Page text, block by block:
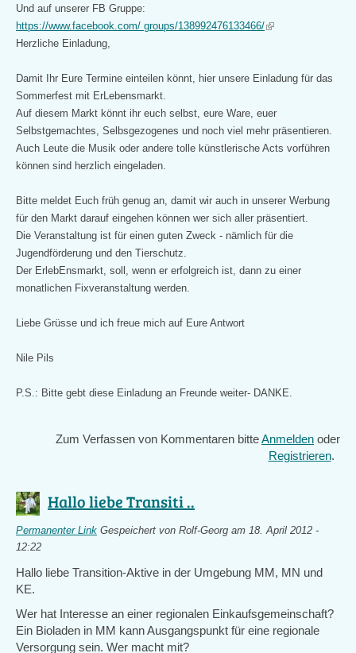
is
external)
Und auf unserer FB Gruppe:
https://www.facebook.com/ groups/138992476133466/(link
Herzliche Einladung,
Damit Ihr Eure Termine einteilen könnt, hier unsere Einladung für das
Sommerfest mit ErLebensmarkt.
Auf diesem Markt könnt ihr euch selbst, eure Ware, euer
Selbstgemachtes, Selbsgezogenes und noch viel mehr präsentieren.
Auch Leute die Musik oder andere tolle künstlerische Acts vorführen
können sind herzlich eingeladen.
Bitte meldet Euch früh genug an, damit wir auch in unserer Werbung
für den Markt darauf eingehen können wer sich aller präsentiert.
Die Veranstaltung ist für einen guten Zweck - nämlich für die
Jugendförderung und den Tierschutz.
Der ErlebEnsmarkt, soll, wenn er erfolgreich ist, dann zu einer
monatlichen Fixveranstaltung werden.
Liebe Grüsse und ich freue mich auf Eure Antwort
Nile Pils
P.S.: Bitte gebt diese Einladung an Freunde weiter- DANKE.
Zum Verfassen von Kommentaren bitteAnmelden oder
Registrieren.
Hallo liebe Transiti ..
Permanenter Link Gespeichert von Rolf-Georg am 18. April 2012 -
12:22
Hallo liebe Transition-Aktive in der Umgebung MM, MN und
KE.
Wer hat Interesse an einer regionalen Einkaufsgemeinschaft?
Ein Bioladen in MM kann Ausgangspunkt für eine regionale
Versorgung sein. Wer macht mit?